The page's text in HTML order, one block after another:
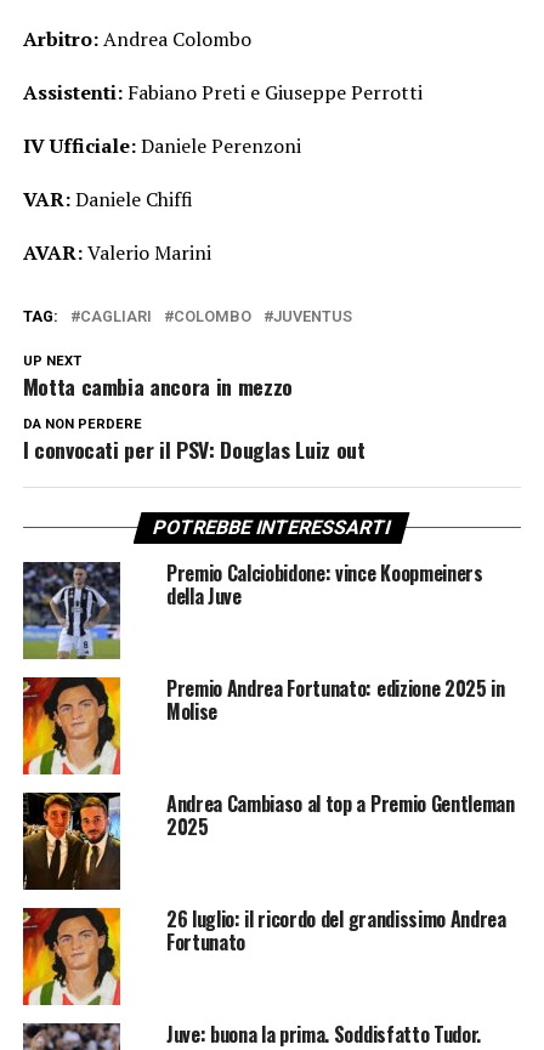
Arbitro:Andrea Colombo
Assistenti:Fabiano Preti e Giuseppe Perrotti
IV Ufficiale:Daniele Perenzoni
VAR:Daniele Chiffi
AVAR:Valerio Marini
TAG: CAGLIARI COLOMBO JUVENTUS
UP NEXT
Motta cambia ancora in mezzo
DA NON PERDERE
I convocati per il PSV: Douglas Luiz out
POTREBBE INTERESSARTI
Premio Calciobidone: vince Koopmeiners
della Juve
Premio Andrea Fortunato: edizione 2025 in
Molise
Andrea Cambiaso al top a Premio Gentleman
2025
26 luglio: il ricordo del grandissimo Andrea
Fortunato
Juve: buona la prima. Soddisfatto Tudor.